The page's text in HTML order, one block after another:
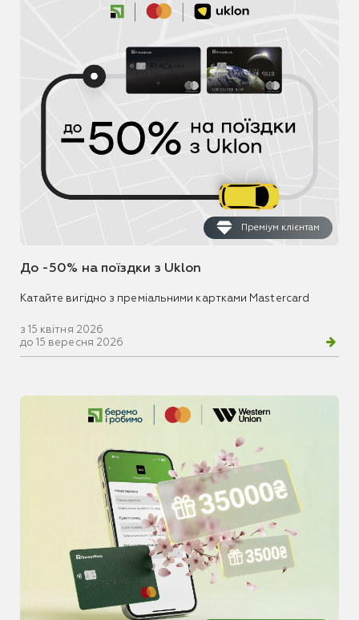
Преміум клієнтам
До -50% на поїздки з Uklon
Катайте вигідно з преміальними картками Mastercard
з 15 квітня 2026
до 15 вересня 2026